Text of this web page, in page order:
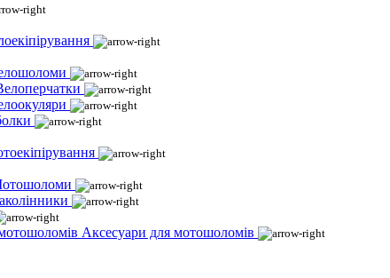
Аксесуари для мотошоломів